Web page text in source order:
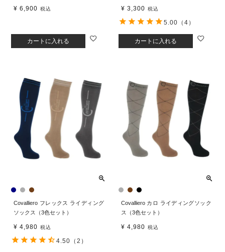
¥ 6,900 税込
カートに入れる
¥ 3,300 税込
カートに入れる
5.00 （4）
Covalliero フレックス ライディング
ソックス（3色セット）
¥ 4,980 税込
4.50 （2）
Covalliero カロ ライディングソック
ス（3色セット）
¥ 4,980 税込